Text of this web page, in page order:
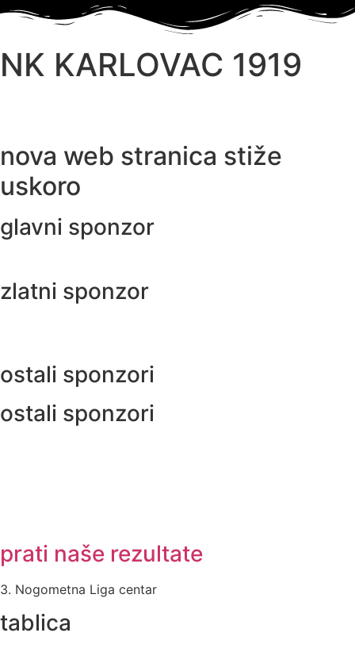
NK KARLOVAC 1919
nova web stranica stiže
uskoro
glavni sponzor
zlatni sponzor
ostali sponzori
ostali sponzori
prati naše rezultate
3. Nogometna Liga centar
tablica